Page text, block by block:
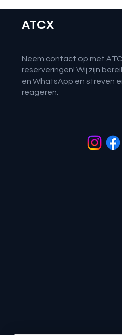
ATCX
Neem contact op met
reserveringen! Wij zijn
en WhatsApp en streven
reageren.